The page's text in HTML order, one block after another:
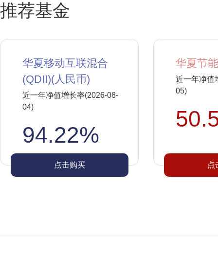
推荐基金
华夏移动互联混合
(QDII)(人民币)
近一年净值增长率(2026-08-
04)
94.22%
点击购买
华夏节
近一年净值
05)
点